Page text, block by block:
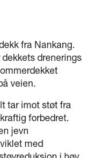
fra Nankang.
drenerings
veien.
tar imot støt fra
forbedret.
jevn
med
i høy